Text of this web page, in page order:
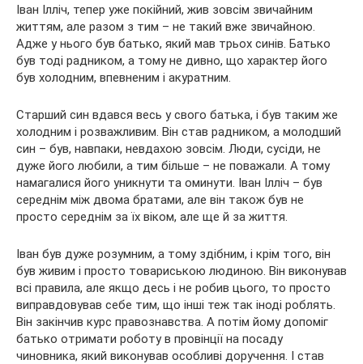
Іван Ілліч, тепер уже покійний, жив зовсім звичайним
життям, але разом з тим – не такий вже звичайною.
Адже у нього був батько, який мав трьох синів. Батько
був тоді радником, а тому не дивно, що характер його
був холодним, впевненим і акуратним.
Старший син вдався весь у свого батька, і був таким же
холодним і розважливим. Він став радником, а молодший
син – був, навпаки, невдахою зовсім. Люди, сусіди, не
дуже його любили, а тим більше – не поважали. А тому
намагалися його уникнути та оминути. Іван Ілліч – був
середнім між двома братами, але він також був не
просто середнім за їх віком, але ще й за життя.
Іван був дуже розумним, а тому здібним, і крім того, він
був живим і просто товариською людиною. Він виконував
всі правила, але якщо десь і не робив цього, то просто
виправдовував себе тим, що інші теж так іноді роблять.
Він закінчив курс правознавства. А потім йому допоміг
батько отримати роботу в провінції на посаду
чиновника, який виконував особливі доручення. І став